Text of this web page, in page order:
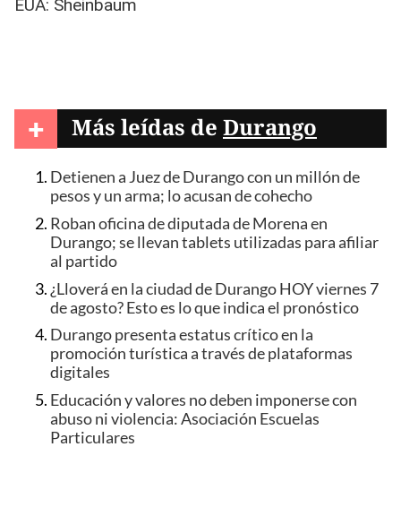
+ Más leídas de Durango
Detienen a Juez de Durango con un millón de
pesos y un arma; lo acusan de cohecho
Roban oficina de diputada de Morena en
Durango; se llevan tablets utilizadas para afiliar
al partido
¿Lloverá en la ciudad de Durango HOY viernes 7
de agosto? Esto es lo que indica el pronóstico
Durango presenta estatus crítico en la
promoción turística a través de plataformas
digitales
Educación y valores no deben imponerse con
abuso ni violencia: Asociación Escuelas
Particulares